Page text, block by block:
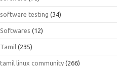
software testing (34)
Softwares (12)
Tamil (235)
tamil linux community (266)